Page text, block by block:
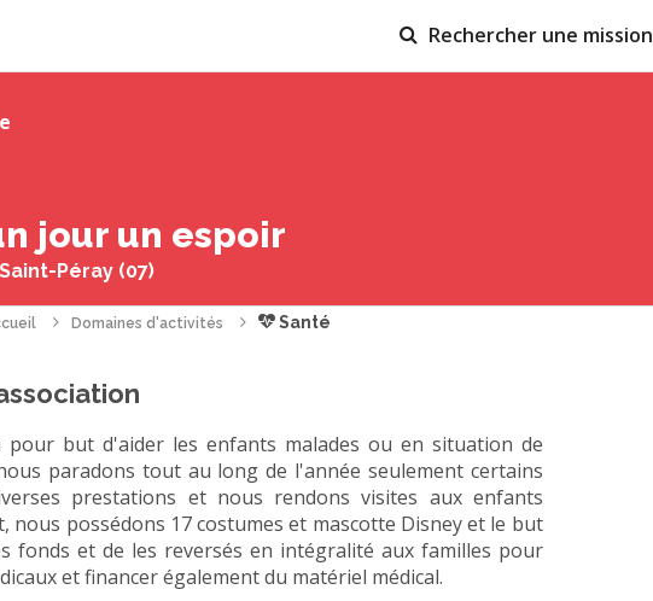
Rechercher une mission
jour un espoir
Saint-Péray (07)
Domaines d'activités Santé
pour but d'aider les enfants malades ou en situation de
paradons tout au long de l'année seulement certains
prestations et nous rendons visites aux enfants
nous possédons 17 costumes et mascotte Disney et le but
fonds et de les reversés en intégralité aux familles pour
et financer également du matériel médical.